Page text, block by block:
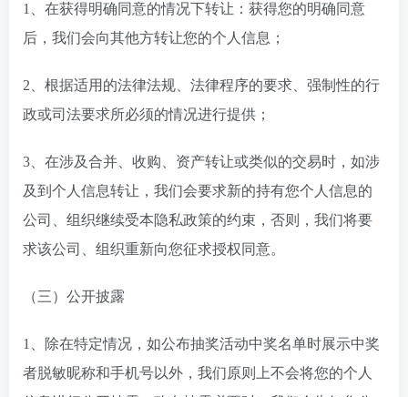
1、在获得明确同意的情况下转让：获得您的明确同意
后，我们会向其他方转让您的个人信息；
2、根据适用的法律法规、法律程序的要求、强制性的行
政或司法要求所必须的情况进行提供；
3、在涉及合并、收购、资产转让或类似的交易时，如涉
及到个人信息转让，我们会要求新的持有您个人信息的
公司、组织继续受本隐私政策的约束，否则，我们将要
求该公司、组织重新向您征求授权同意。
（三）公开披露
1、除在特定情况，如公布抽奖活动中奖名单时展示中奖
者脱敏昵称和手机号以外，我们原则上不会将您的个人